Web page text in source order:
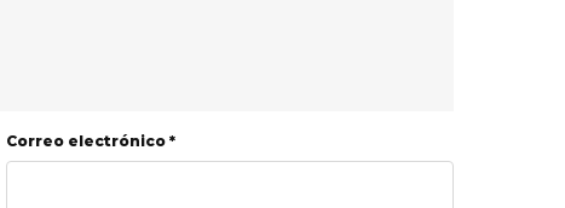
Correo electrónico *